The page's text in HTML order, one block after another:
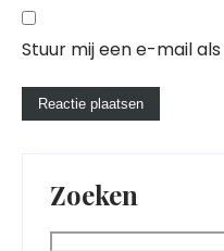
Stuur mij een e-mail
Zoeken